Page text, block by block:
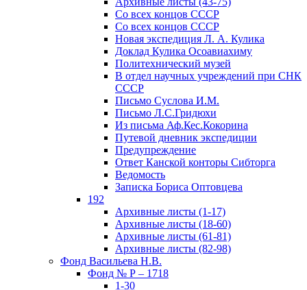
Со всех концов СССР
Со всех концов СССР
Новая экспедиция Л. А. Кулика
Доклад Кулика Осоавиахиму
Политехнический музей
В отдел научных учреждений при СНК
СССР
Письмо Суслова И.М.
Письмо Л.С.Гридюхи
Из письма Аф.Кес.Кокорина
Путевой дневник экспедиции
Предупреждение
Ответ Канской конторы Сибторга
Ведомость
Записка Бориса Оптовцева
192
Архивные листы (1-17)
Архивные листы (18-60)
Архивные листы (61-81)
Архивные листы (82-98)
Фонд Васильева Н.В.
Фонд № Р – 1718
1-30